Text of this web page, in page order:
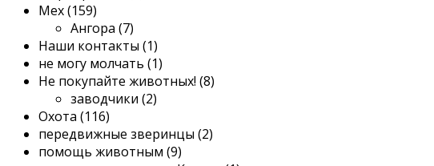
Мех (159)
Ангора (7)
Наши контакты (1)
не могу молчать (1)
Не покупайте животных! (8)
заводчики (2)
Охота (116)
передвижные зверинцы (2)
помощь животным (9)